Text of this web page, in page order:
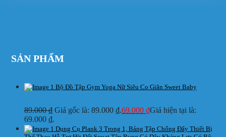
SẢN PHẨM
Bộ Đồ Tập Gym Yoga Nữ Siêu Co Giãn Sweet Baby
89.000₫ Giá gốc là: 89.000 ₫.69.000 ₫Giá hiện tại là:
69.000 ₫.
Dụng Cụ Plank 3 Trong 1, Bảng Tập Chống Đẩy Thiết Bị